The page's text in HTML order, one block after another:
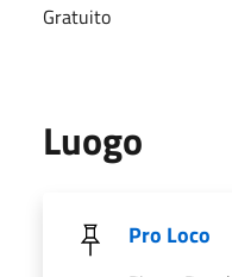
Gratuito
Luogo
Pro Loco